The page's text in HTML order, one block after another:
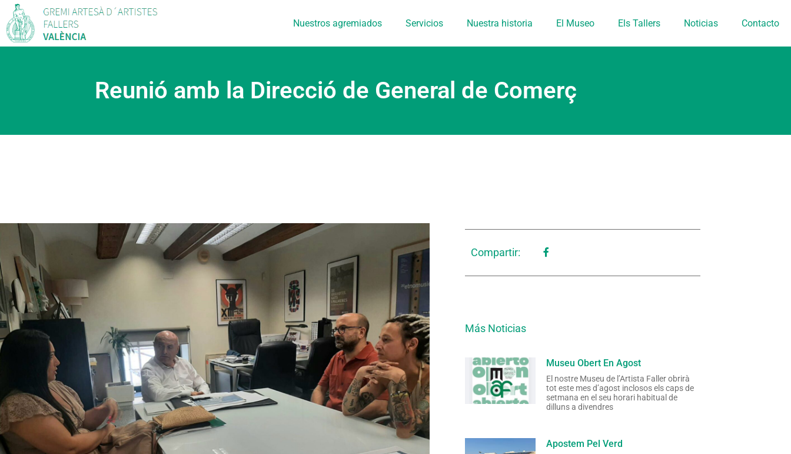
Nuestros agremiados Servicios Nuestra historia El Museo Els Tallers Noticias Contacto
Reunió amb la Direcció de General de Comerç
Compartir:
Más Noticias
Museu Obert En Agost
El nostre Museu de l’Artista Faller obrirà
tot este mes d’agost inclosos els caps de
setmana en el seu horari habitual de
dilluns a divendres
Apostem Pel Verd